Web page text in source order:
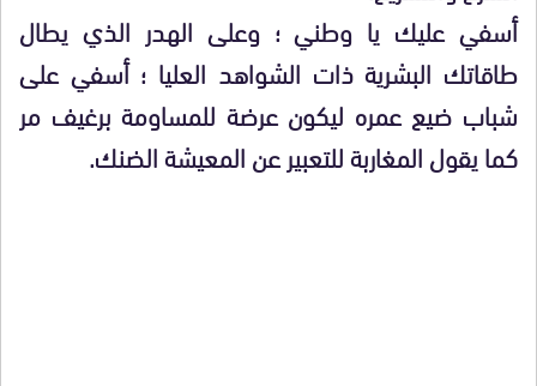
أسفي عليك يا وطني ؛ وعلى الهدر الذي يطال
طاقاتك البشرية ذات الشواهد العليا ؛ أسفي على
شباب ضيع عمره ليكون عرضة للمساومة برغيف مر
كما يقول المغاربة للتعبير عن المعيشة الضنك.